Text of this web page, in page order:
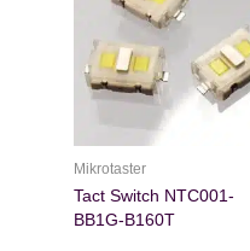
Mikrotaster
Tact Switch NTC001-
BB1G-B160T